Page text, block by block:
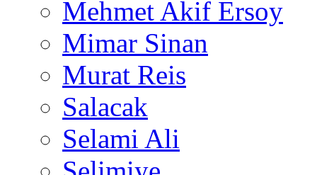
Mehmet Akif Ersoy
Mimar Sinan
Murat Reis
Salacak
Selami Ali